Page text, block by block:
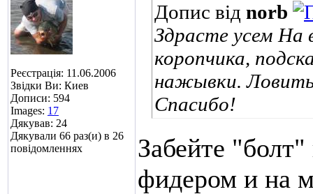
Реєстрація: 11.06.2006
Звідки Ви: Киев
Дописи: 594
Images: 17
Дякував: 24
Дякували 66 раз(и) в 26
повідомленнях
Допис від norb
Здрасте усем На
коропчика,
нажывки. Ловить
Спасибо!
Забейте "болт"
фидером и на